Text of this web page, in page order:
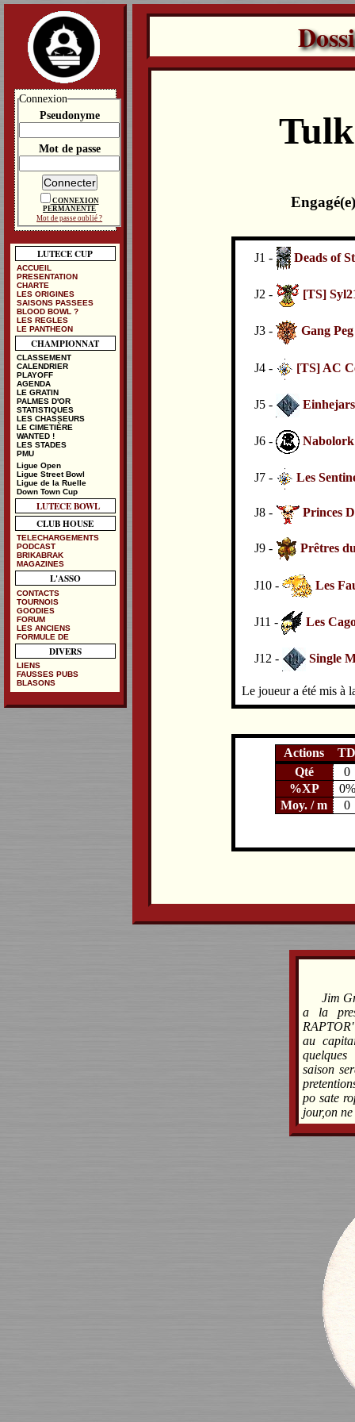
J1 - Deads of
J2 - [TS]
J3 - Gang
J4 - [TS] AC
J5 -
J6 - Nabolork
J7 - Les
J8 - Princes
J9 - Prêtres
J10 - Les
J11 - Les
J12 - Single
Le joueur a été mis à
Actions
Qté
0
%XP
0%
Moy. / m
0
Jim
a la
au
saison
po sate
jour,on
Connexion
Pseudonyme
Mot de passe
CONNEXION
PERMANENTE
Mot de passe oublié ?
LUTECE CUP
ACCUEIL
PRESENTATION
CHARTE
LES ORIGINES
SAISONS PASSEES
BLOOD BOWL ?
LES REGLES
LE PANTHEON
CHAMPIONNAT
CLASSEMENT
CALENDRIER
PLAYOFF
AGENDA
LE GRATIN
PALMES D'OR
STATISTIQUES
LES CHASSEURS
LE CIMETIÈRE
WANTED !
LES STADES
PMU
Ligue Open
Ligue Street Bowl
Ligue de la Ruelle
Down Town Cup
LUTECE BOWL
CLUB HOUSE
TELECHARGEMENTS
PODCAST
BRIKABRAK
MAGAZINES
L'ASSO
CONTACTS
TOURNOIS
GOODIES
FORUM
LES ANCIENS
FORMULE DE
DIVERS
LIENS
FAUSSES PUBS
BLASONS